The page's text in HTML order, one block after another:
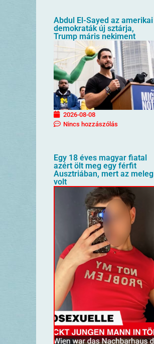
Abdul El-Sayed az amerikai
demokraták új sztárja,
Trump máris nekiment
2026-08-08
Nincs hozzászólás
Egy 18 éves magyar fiatal
azért ölt meg egy férfit
Ausztriában, mert az meleg
volt